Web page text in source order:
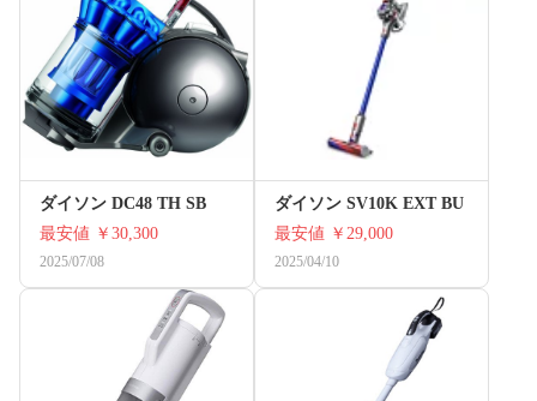
ダイソン DC48 TH SB
最安値 ￥30,300
2025/07/08
ダイソン SV10K EXT BU
最安値 ￥29,000
2025/04/10